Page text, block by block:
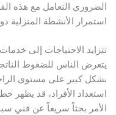
الضروري التعامل مع هذه
استمرار الأنشطة المنزلية
تتزايد الاحتياجات إلى
يتعرض الناس للضغوط
بشكل كبير على مستوى
استعداد الأفراد، قد يظهر
الأمر بحثاً سريعاً عن فني